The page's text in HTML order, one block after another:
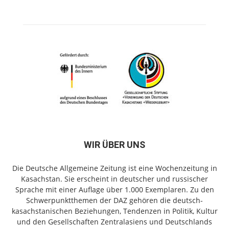
WIR ÜBER UNS
Die Deutsche Allgemeine Zeitung ist eine Wochenzeitung in
Kasachstan. Sie erscheint in deutscher und russischer
Sprache mit einer Auflage über 1.000 Exemplaren. Zu den
Schwerpunktthemen der DAZ gehören die deutsch-
kasachstanischen Beziehungen, Tendenzen in Politik, Kultur
und den Gesellschaften Zentralasiens und Deutschlands